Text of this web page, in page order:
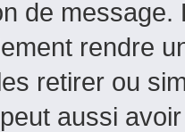
de
rendre
retirer ou
aussi